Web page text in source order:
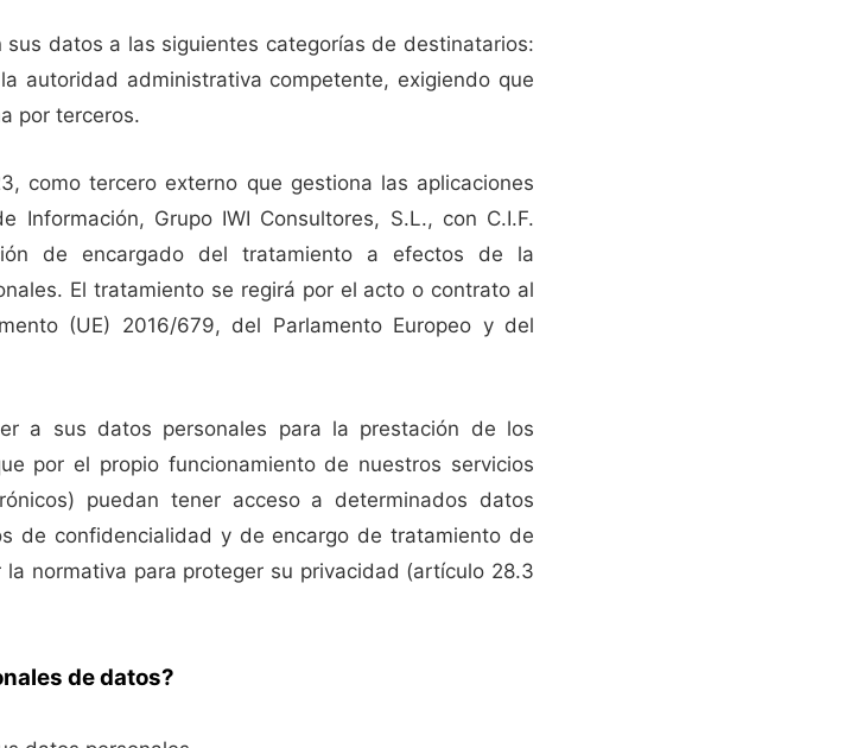
datos a las siguientes categorías de destinatarios:
autoridad administrativa competente, exigiendo que
por terceros.
como tercero externo que gestiona las aplicaciones
Información, Grupo IWI Consultores, S.L., con C.I.F.
de encargado del tratamiento a efectos de la
El tratamiento se regirá por el acto o contrato al
(UE) 2016/679, del Parlamento Europeo y del
a sus datos personales para la prestación de los
por el propio funcionamiento de nuestros servicios
puedan tener acceso a determinados datos
de confidencialidad y de encargo de tratamiento de
normativa para proteger su privacidad (artículo 28.3
de datos?